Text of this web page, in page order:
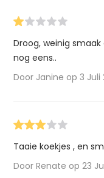
Droog, weinig
nog eens..
Door Janine op 3 Juli
Taaie koekjes , en
Door Renate op 23